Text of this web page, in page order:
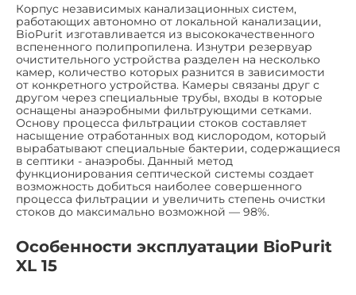
Корпус независимых канализационных систем,
работающих автономно от локальной канализации,
BioPurit изготавливается из высококачественного
вспененного полипропилена. Изнутри резервуар
очистительного устройства разделен на несколько
камер, количество которых разнится в зависимости
от конкретного устройства. Камеры связаны друг с
другом через специальные трубы, входы в которые
оснащены анаэробными фильтрующими сетками.
Основу процесса фильтрации стоков составляет
насыщение отработанных вод кислородом, который
вырабатывают специальные бактерии, содержащиеся
в септики - анаэробы. Данный метод
функционирования септической системы создает
возможность добиться наиболее совершенного
процесса фильтрации и увеличить степень очистки
стоков до максимально возможной — 98%.
Особенности эксплуатации BioPurit
XL 15